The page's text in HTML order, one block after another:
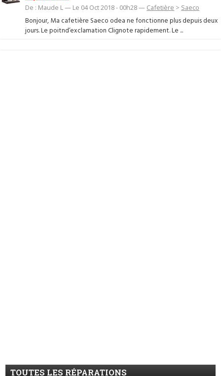
De : Maude L — Le 04 Oct 2018 - 00h28 — Cafetière > Saeco
Bonjour, Ma cafetière Saeco odea ne fonctionne plus depuis deux
jours. Le poitnd’exclamation Clignote rapidement. Le ...
TOUTES LES RÉPARATIONS